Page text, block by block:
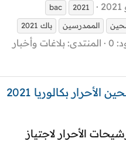
2021
bac
الممدرسين
باك 2021
0 المنتدى: بلاغات وأخبار
اللوائح المؤقتة للمترشحين الأحرار بكالوريا 2021
الأحرار لاجتياز